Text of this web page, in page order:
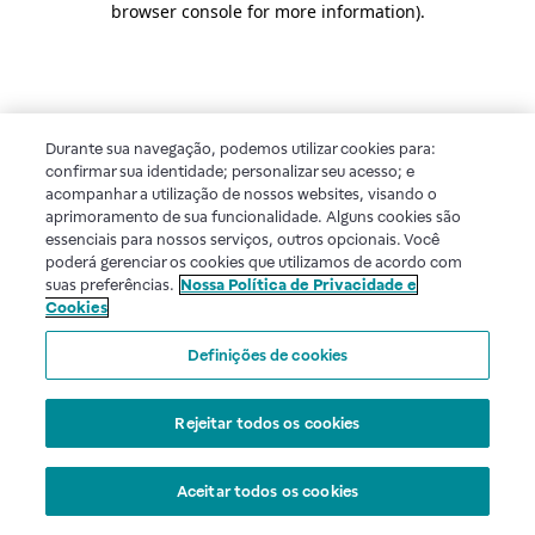
browser console for more information).
Durante sua navegação, podemos utilizar cookies para:
confirmar sua identidade; personalizar seu acesso; e
acompanhar a utilização de nossos websites, visando o
aprimoramento de sua funcionalidade. Alguns cookies são
essenciais para nossos serviços, outros opcionais. Você
poderá gerenciar os cookies que utilizamos de acordo com
suas preferências. Nossa Política de Privacidade e
Cookies
Definições de cookies
Rejeitar todos os cookies
Aceitar todos os cookies